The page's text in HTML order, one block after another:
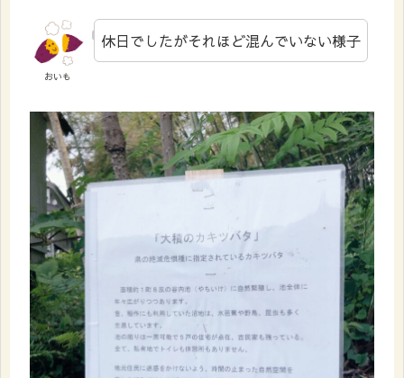
おいも
休日でしたがそれほど混んでいない様子